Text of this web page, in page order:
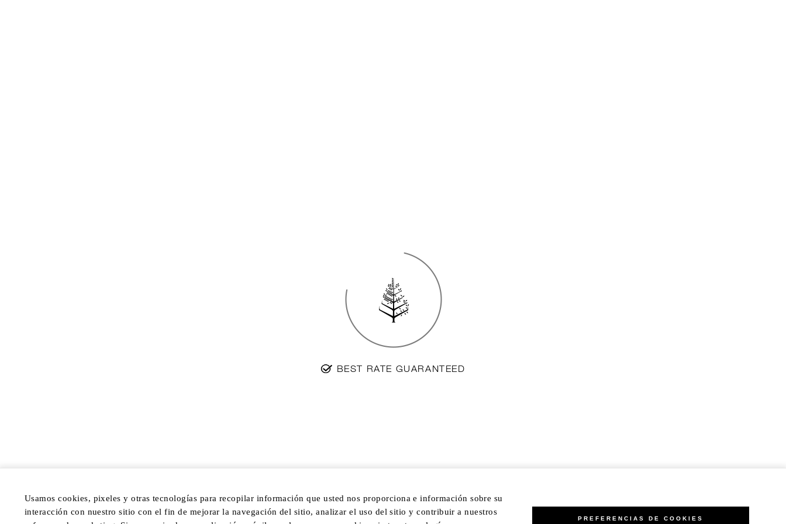
BEST RATE GUARANTEED
Usamos cookies, pixeles y otras tecnologías para recopilar información que usted nos proporciona e información sobre su
interacción con nuestro sitio con el fin de mejorar la navegación del sitio, analizar el uso del sitio y contribuir a nuestros
PREFERENCIAS DE COOKIES